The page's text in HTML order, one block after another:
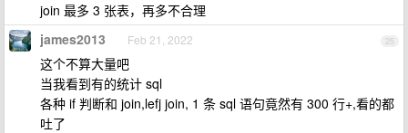
join 最多 3 张表，再多不合理
25
james2013 Feb 21, 2022
这个不算大量吧
当我看到有的统计 sql
各种 if 判断和 join,lefj join, 1 条 sql 语句竟然有 300 行+,看的都
吐了